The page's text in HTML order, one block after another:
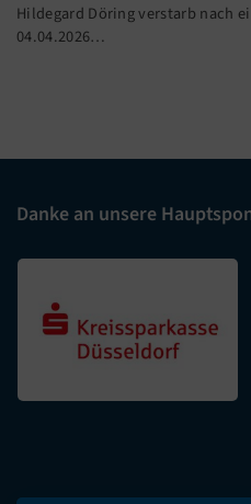
Hildegard Döring verstarb nach
04.04.2026…
Danke an unsere